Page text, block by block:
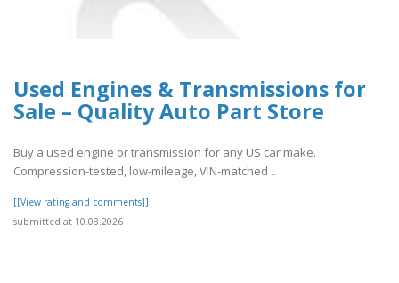
Used Engines & Transmissions for
Sale – Quality Auto Part Store
Buy a used engine or transmission for any US car make.
Compression-tested, low-mileage, VIN-matched ..
[[View rating and comments]]
submitted at 10.08.2026